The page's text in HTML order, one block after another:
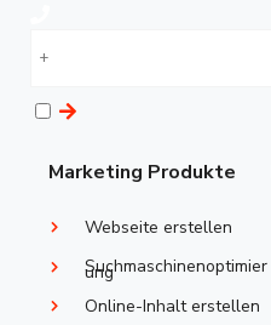
Marketing Produkte
Webseite erstellen
Suchmaschinenoptimier
ung
Online-Inhalt erstellen